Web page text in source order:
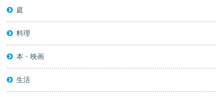
庭
料理
本・映画
生活